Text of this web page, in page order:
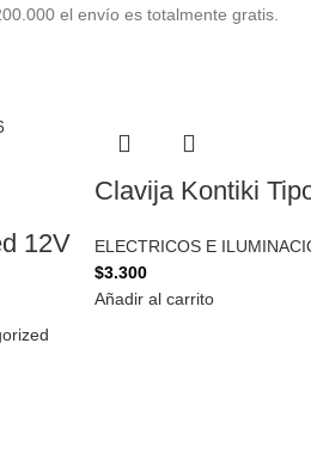
el envío es totalmente gratis.
12V
Clavija Kontiki
ELECTRICOS E
$3.300
Añadir al carrito